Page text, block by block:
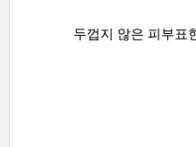
두껍지 않은 피부표